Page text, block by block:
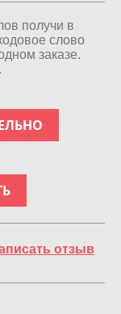
получи в
слово
заказе.
отзыв